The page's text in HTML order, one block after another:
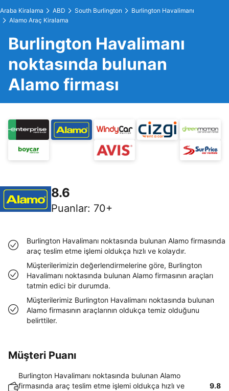
Araba Kiralama ABD South Burlington
Burlington Havalimanı
Alamo Araç Kiralama
Burlington Havalimanı
noktasında bulunan
Alamo firması
8.6
Puanlar: 70+
Burlington Havalimanı noktasında bulunan Alamo firmasında
araç teslim etme işlemi oldukça hızlı ve kolaydır.
Müşterilerimizin değerlendirmelerine göre, Burlington
Havalimanı noktasında bulunan Alamo firmasının araçları
tatmin edici bir durumda.
Müşterilerimiz Burlington Havalimanı noktasında bulunan
Alamo firmasının araçlarının oldukça temiz olduğunu
belirttiler.
Müşteri Puanı
Burlington Havalimanı noktasında bulunan Alamo
firmasında araç teslim etme işlemi oldukça hızlı ve
9.8